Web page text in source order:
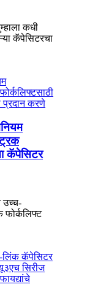
कधी
कॅपेसिटरचा
कॅपेसिटर
उच्च-
फोर्कलिफ्ट